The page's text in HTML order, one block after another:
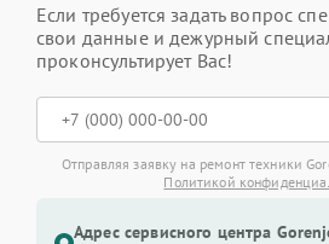
Если требуется задать вопрос
свои данные и дежурный
проконсультирует Вас!
Отправляя заявку на ремонт техники
Политикой
Адрес сервисного центра